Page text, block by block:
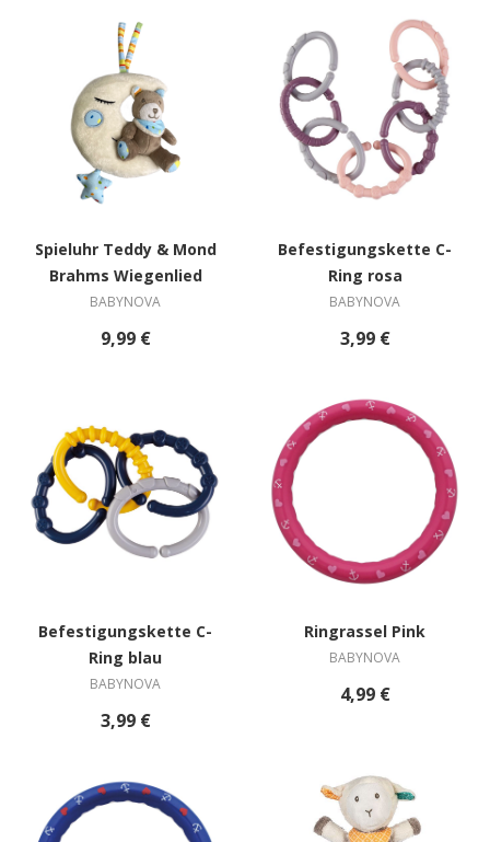
Spieluhr Teddy & Mond
Brahms Wiegenlied
BABYNOVA
9,99 €
Befestigungskette C-
Ring rosa
BABYNOVA
3,99 €
Befestigungskette C-
Ring blau
BABYNOVA
3,99 €
Ringrassel Pink
BABYNOVA
4,99 €